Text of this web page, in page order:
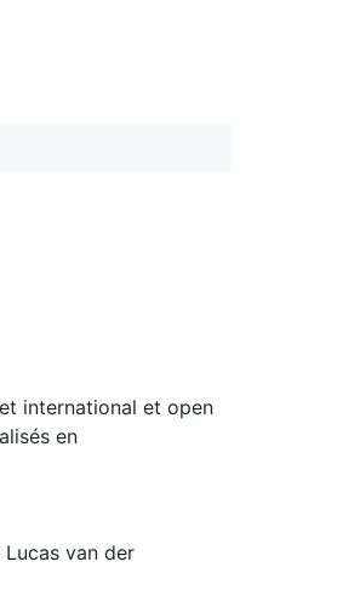
international et open
en
van der